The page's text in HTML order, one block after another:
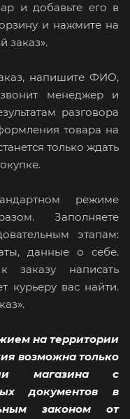
и добавьте его в
и нажмите на
заказ».
напишите ФИО,
менеджер и
разговора
товара на
только ждать
режиме
Заполняете
этапам:
данные о себе.
заказу написать
курьеру вас найти.
на территории
возможна только
магазина с
документов в
законом от